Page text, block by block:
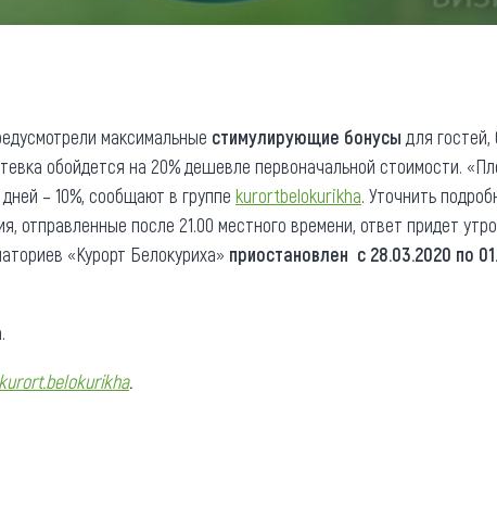
максимальные стимулирующие бонусы для
обойдется на 20% дешевле первоначальной стоимости.
– 10%, сообщают в группе kurortbelokurikha. Уточнить
отправленные после 21.00 местного времени, ответ придет
«Курорт Белокуриха» приостановлен с 28.03.2020 по
kurort.belokurikha.